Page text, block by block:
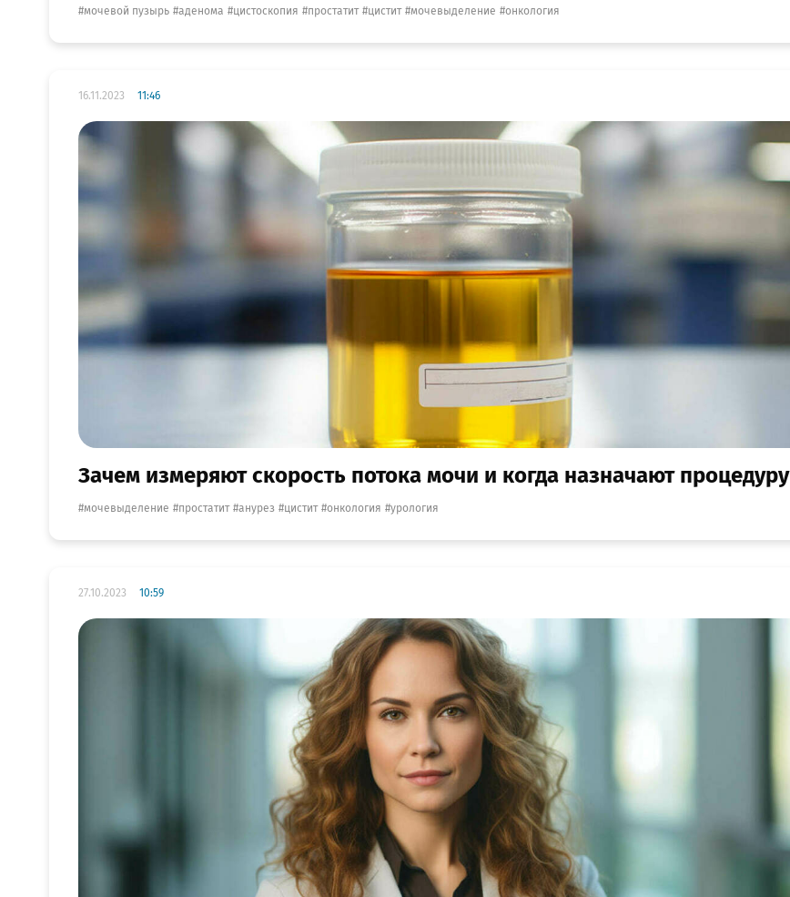
мочевой пузырь аденома цистоскопия простатит цистит мочевыделение онкология
16.11.2023 11:46
Зачем измеряют скорость потока мочи и когда назначают процедуру
мочевыделение простатит анурез цистит онкология урология
27.10.2023 10:59